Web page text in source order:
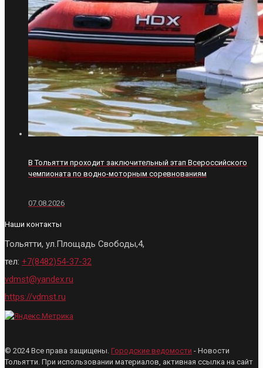
В Тольятти проходит заключительный этап Всероссийского
чемпионата по водно-моторным соревнованиям
07.08.2026
Наши контакты
Тольятти, ул.Площадь Свободы,4,
тел: +7(8482)54-37-32
vdmst@yandex.ru
https://vdmst.ru
© 2024 Все права защищены. Городские ведомости - Новости
Тольятти. При использовании материалов, активная ссылка на сайт